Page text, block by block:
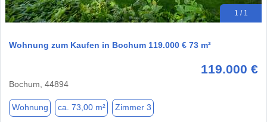
1 / 1
Wohnung zum Kaufen in Bochum 119.000 € 73 m²
119.000 €
Bochum, 44894
Wohnung ca. 73,00 m² Zimmer 3